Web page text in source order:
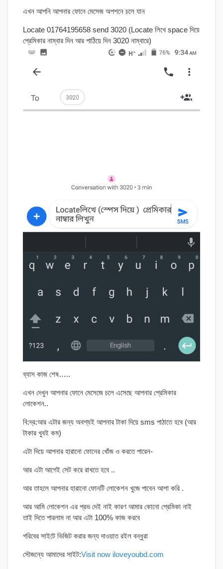
এখন আপনি আপনার ফোনে মেসেজ অপশনে চলে যান
Locate 01764195658 send 3020 (Locate লিখে space দিয়ে
প্রেমিকার নাম্বার দিন আর পাঠিয়ে দিন 3020 নাম্বারে)
ব্যাস কাজ শেষ…..
এখন দেখুন আপনার ফোনে মেসেজে চলে এসেছে আপনার প্রেমিকার
লোকেশন..
বি:দ্র:আর এটার জন্য অবশ্যই আপনার টাকা দিয়ে sms পাঠাতে হবে (আর
টাকার খুবই কম)
এটা দিয়ে আপনার হারানো ফোনের খোঁজ ও করতে পারেন-
আর এটা আগেই সেট করে রাখতে হবে ..
আর তাহলে আপনার হারানো ফোনটি লোকেশন খুজে পাবেন আশা করি .
আর আমি লোকেশন এর প্রভ দেই নাই কারণ আমার কোনো প্রেমিকা নাই
তাই দিতে পারলাম না আর এটা 100% কাজ করবে
গরিবের সাইটে ভিজিট করার জন্য দাওয়াত রইল বন্ধুরা
সৌজন্যে আমাদের সাইট:Visit now iloveyoubd.com